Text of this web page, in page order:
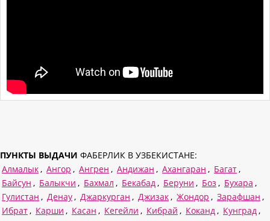
ПУНКТЫ ВЫДАЧИ ФАБЕРЛИК В УЗБЕКИСТАНЕ:
Алмалык , Ангор , Ангрен , Андижан , Ахангаран , Багат ,
Байсун , Балыкчи , Бахмал , Бекабад , Беруни , Боз , Бухара ,
Гулистан , Денау , Джаркурган , Джизак , Жондор , Зарафшан ,
Ибрат , Карши , Касан , Кегейли , Кибрай , Коканд , Кунград ,